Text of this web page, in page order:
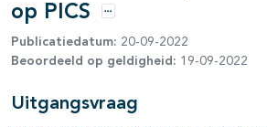
op PICS
Opties
Publicatiedatum: 20-09-2022
Beoordeeld op geldigheid: 19-09-2022
Uitgangsvraag